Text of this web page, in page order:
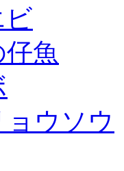
ビ
仔魚
ョウソウ